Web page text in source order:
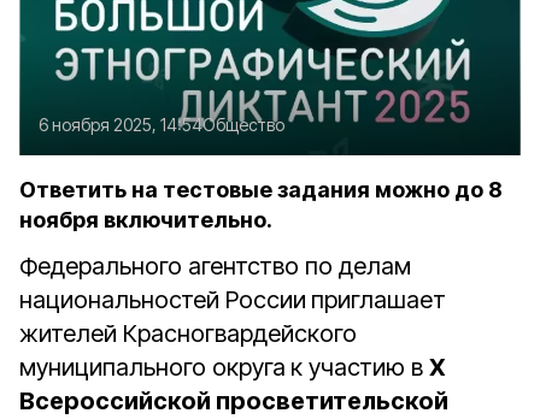
6 ноября 2025, 14:54Общество
Ответить на тестовые задания можно до 8
ноября включительно.
Федерального агентство по делам
национальностей России приглашает
жителей Красногвардейского
муниципального округа к участию в X
Всероссийской просветительской